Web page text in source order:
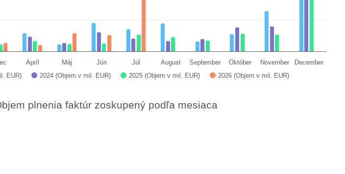
EUR) 2024 (Objem v mil. EUR) 2025 (Objem v mil. EUR) 2026 (Objem v mil. EUR)
Apríl Máj Jún Júl August September Október November December
plnenia faktúr zoskupený podľa mesiaca